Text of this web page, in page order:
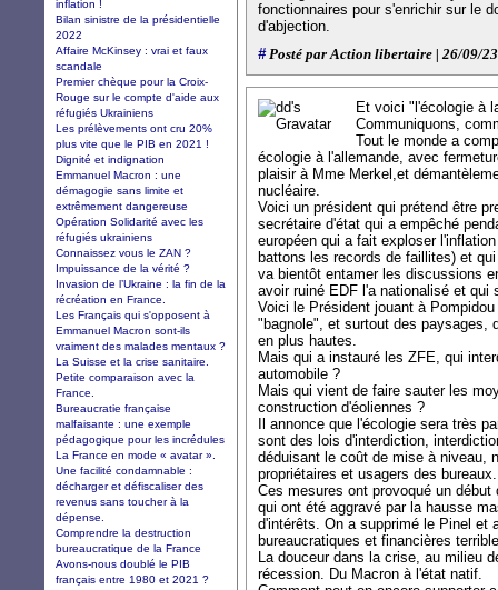
fonctionnaires pour s'enrichir sur le
d'abjection.
#Posté par Action libertaire | 26/09/
Et voici "l'écologie à
Communiquons,
Tout le monde a
écologie à l'allemande, avec
plaisir à Mme Merkel,et
nucléaire.
Voici un président qui prétend être
secrétaire d'état qui a empêché
européen qui a fait exploser
battons les records de faillites) et
va bientôt entamer les discussions
avoir ruiné EDF l'a nationalisé et qui
Voici le Président jouant à
"bagnole", et surtout des paysages,
en plus hautes.
Mais qui a instauré les ZFE, qui
automobile ?
Mais qui vient de faire sauter les
construction d'éoliennes ?
Il annonce que l'écologie sera très
sont des lois d'interdiction,
déduisant le coût de mise à niveau,
propriétaires et usagers des bureaux.
Ces mesures ont provoqué un
qui ont été aggravé par la hausse
d'intérêts. On a supprimé le Pinel et
bureaucratiques et financières
La douceur dans la crise, au milieu
récession. Du Macron à l'état natif.
inflation !
Bilan sinistre de la présidentielle
2022
Affaire McKinsey : vrai et faux
scandale
Premier chèque pour la Croix-
Rouge sur le compte d'aide aux
réfugiés Ukrainiens
Les prélèvements ont cru 20%
plus vite que le PIB en 2021 !
Dignité et indignation
Emmanuel Macron : une
démagogie sans limite et
extrêmement dangereuse
Opération Solidarité avec les
réfugiés ukrainiens
Connaissez vous le ZAN ?
Impuissance de la vérité ?
Invasion de l’Ukraine : la fin de la
récréation en France.
Les Français qui s'opposent à
Emmanuel Macron sont-ils
vraiment des malades mentaux ?
La Suisse et la crise sanitaire.
Petite comparaison avec la
France.
Bureaucratie française
malfaisante : une exemple
pédagogique pour les incrédules
La France en mode « avatar ».
Une facilité condamnable :
décharger et défiscaliser des
revenus sans toucher à la
dépense.
Comprendre la destruction
bureaucratique de la France
Avons-nous doublé le PIB
français entre 1980 et 2021 ?